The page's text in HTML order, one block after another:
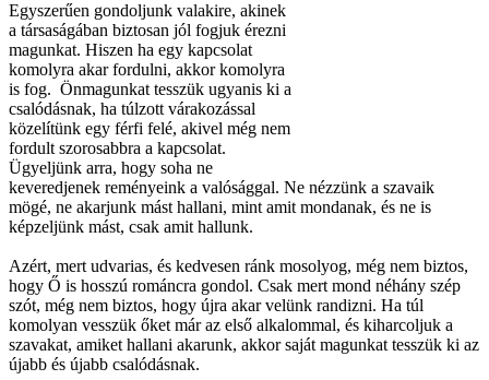
Egyszerűen gondoljunk valakire, akinek
a társaságában biztosan jól fogjuk érezni
magunkat. Hiszen ha egy kapcsolat
komolyra akar fordulni, akkor komolyra
is fog. Önmagunkat tesszük ugyanis ki a
csalódásnak, ha túlzott várakozással
közelítünk egy férfi felé, akivel még nem
fordult szorosabbra a kapcsolat.
Ügyeljünk arra, hogy soha ne
keveredjenek reményeink a valósággal. Ne nézzünk a szavaik
mögé, ne akarjunk mást hallani, mint amit mondanak, és ne is
képzeljünk mást, csak amit hallunk.
Azért, mert udvarias, és kedvesen ránk mosolyog, még nem biztos,
hogy Ő is hosszú románcra gondol. Csak mert mond néhány szép
szót, még nem biztos, hogy újra akar velünk randizni. Ha túl
komolyan vesszük őket már az első alkalommal, és kiharcoljuk a
szavakat, amiket hallani akarunk, akkor saját magunkat tesszük ki az
újabb és újabb csalódásnak.